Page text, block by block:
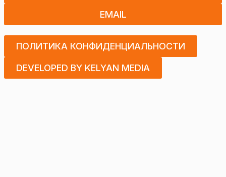
EMAIL
ПОЛИТИКА КОНФИДЕНЦИАЛЬНОСТИ
DEVELOPED BY KELYAN MEDIA